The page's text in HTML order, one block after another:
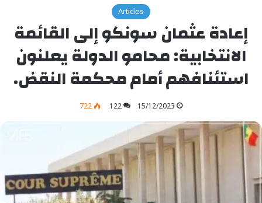
Articles
إعادة عثمان سونكو إلى القائمة
الانتخابية: محامو الدولة يعلنون
استئنافهم أمام محكمة النقض.
15/12/2023
122
722